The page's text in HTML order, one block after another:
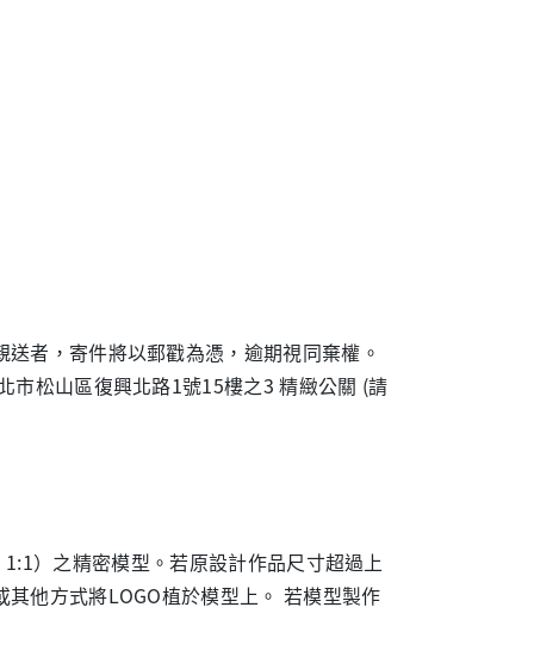
者，寄件將以郵戳為憑，逾期視同棄權。
市松山區復興北路1號15樓之3 精緻公關 (請
）之精密模型。若原設計作品尺寸超過上
他方式將LOGO植於模型上。 若模型製作